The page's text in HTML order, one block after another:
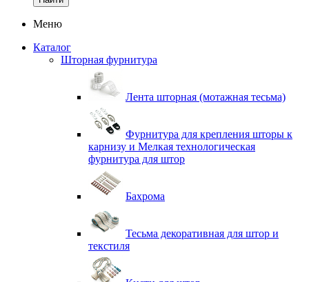
Меню
Каталог
Шторная фурнитура
Лента шторная (мотажная тесьма)
Фурнитура для крепления шторы к
карнизу и Мелкая технологическая
фурнитура для штор
Бахрома
Тесьма декоративная для штор и
текстиля